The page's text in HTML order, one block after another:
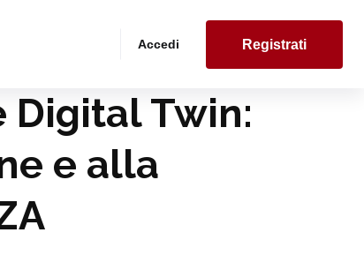
Accedi Registrati
Digital Twin:
e alla